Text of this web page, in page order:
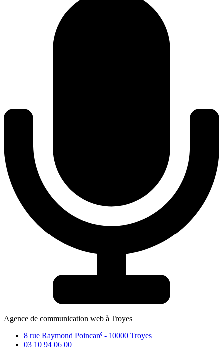
Agence de communication web à Troyes
8 rue Raymond Poincaré - 10000 Troyes
03 10 94 06 00